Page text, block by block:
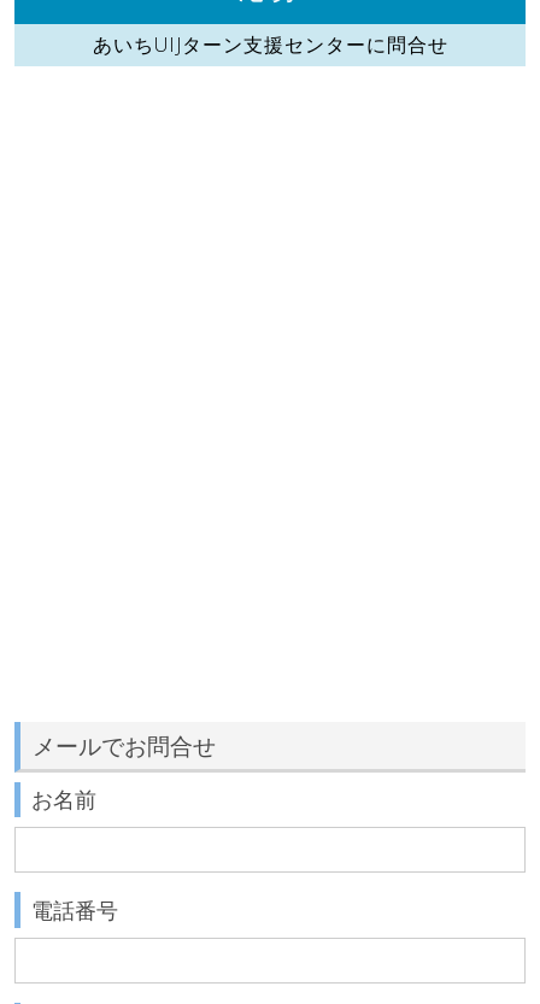
あいちUIJターン支援センターに問合せ
メールでお問合せ
お名前
電話番号